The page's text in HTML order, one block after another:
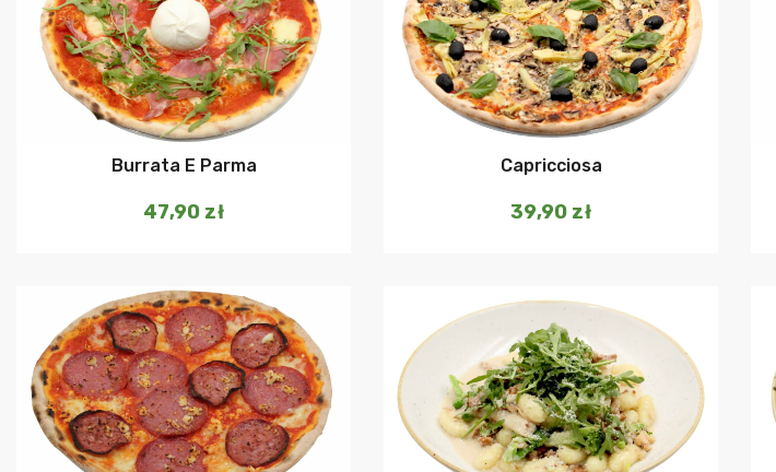
Dodaj do koszyka
Burrata E Parma
47,90 zł
Dodaj do koszyka
Capricciosa
39,90 zł
Dodaj do koszyka Dodaj do koszyka